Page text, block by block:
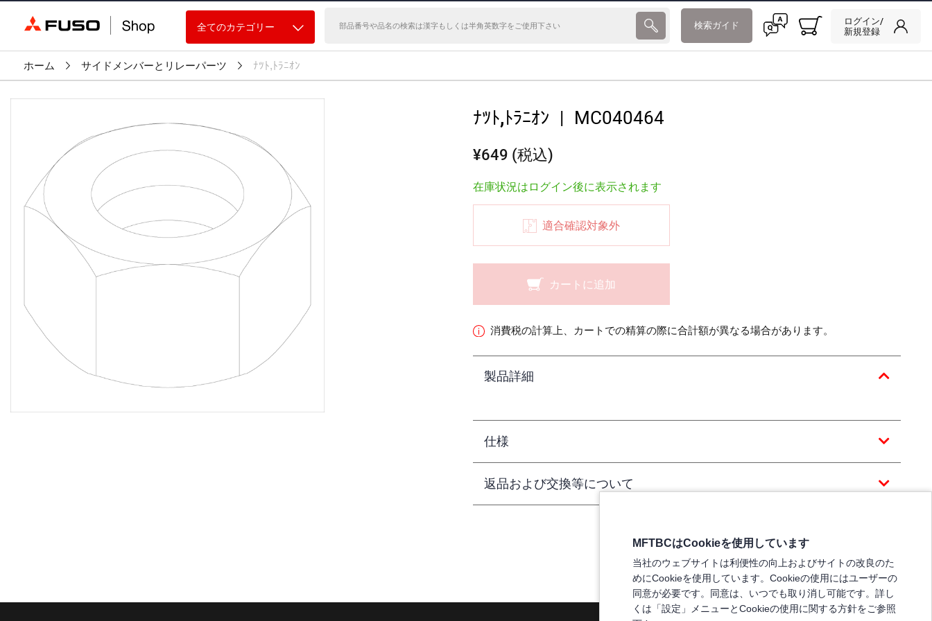
全てのカテゴリー 検索ガイド
ログイン/
新規登録
ホーム サイドメンバーとリレーパーツ ﾅﾂﾄ,ﾄﾗﾆｵﾝ
ﾅﾂﾄ,ﾄﾗﾆｵﾝ | MC040464
¥649 (税込)
在庫状況はログイン後に表示されます
適合確認対象外
カートに追加
消費税の計算上、カートでの精算の際に合計額が異なる場合があります。
製品詳細
仕様
返品および交換等について
MFTBCはCookieを使用しています
当社のウェブサイトは利便性の向上およびサイトの改良のた
めにCookieを使用しています。Cookieの使用にはユーザーの
同意が必要です。同意は、いつでも取り消し可能です。詳し
くは「設定」メニューとCookieの使用に関する方針をご参照